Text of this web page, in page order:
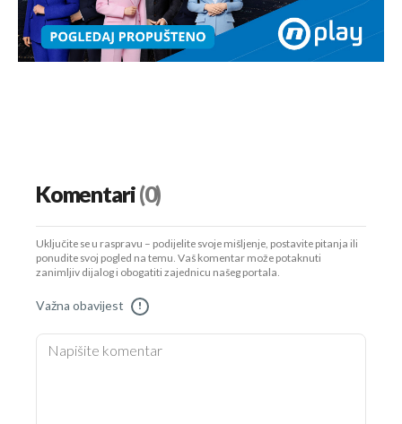
Komentari(0)
Uključite se u raspravu – podijelite svoje mišljenje, postavite pitanja ili
ponudite svoj pogled na temu. Vaš komentar može potaknuti
zanimljiv dijalog i obogatiti zajednicu našeg portala.
Važna obavijest !